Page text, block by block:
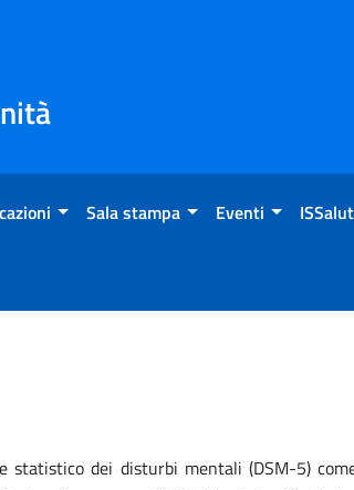
Sala stampa Eventi
statistico dei disturbi mentali (DSM-5)